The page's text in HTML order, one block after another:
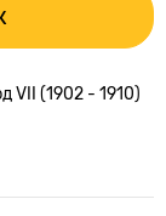
VII (1902 - 1910)